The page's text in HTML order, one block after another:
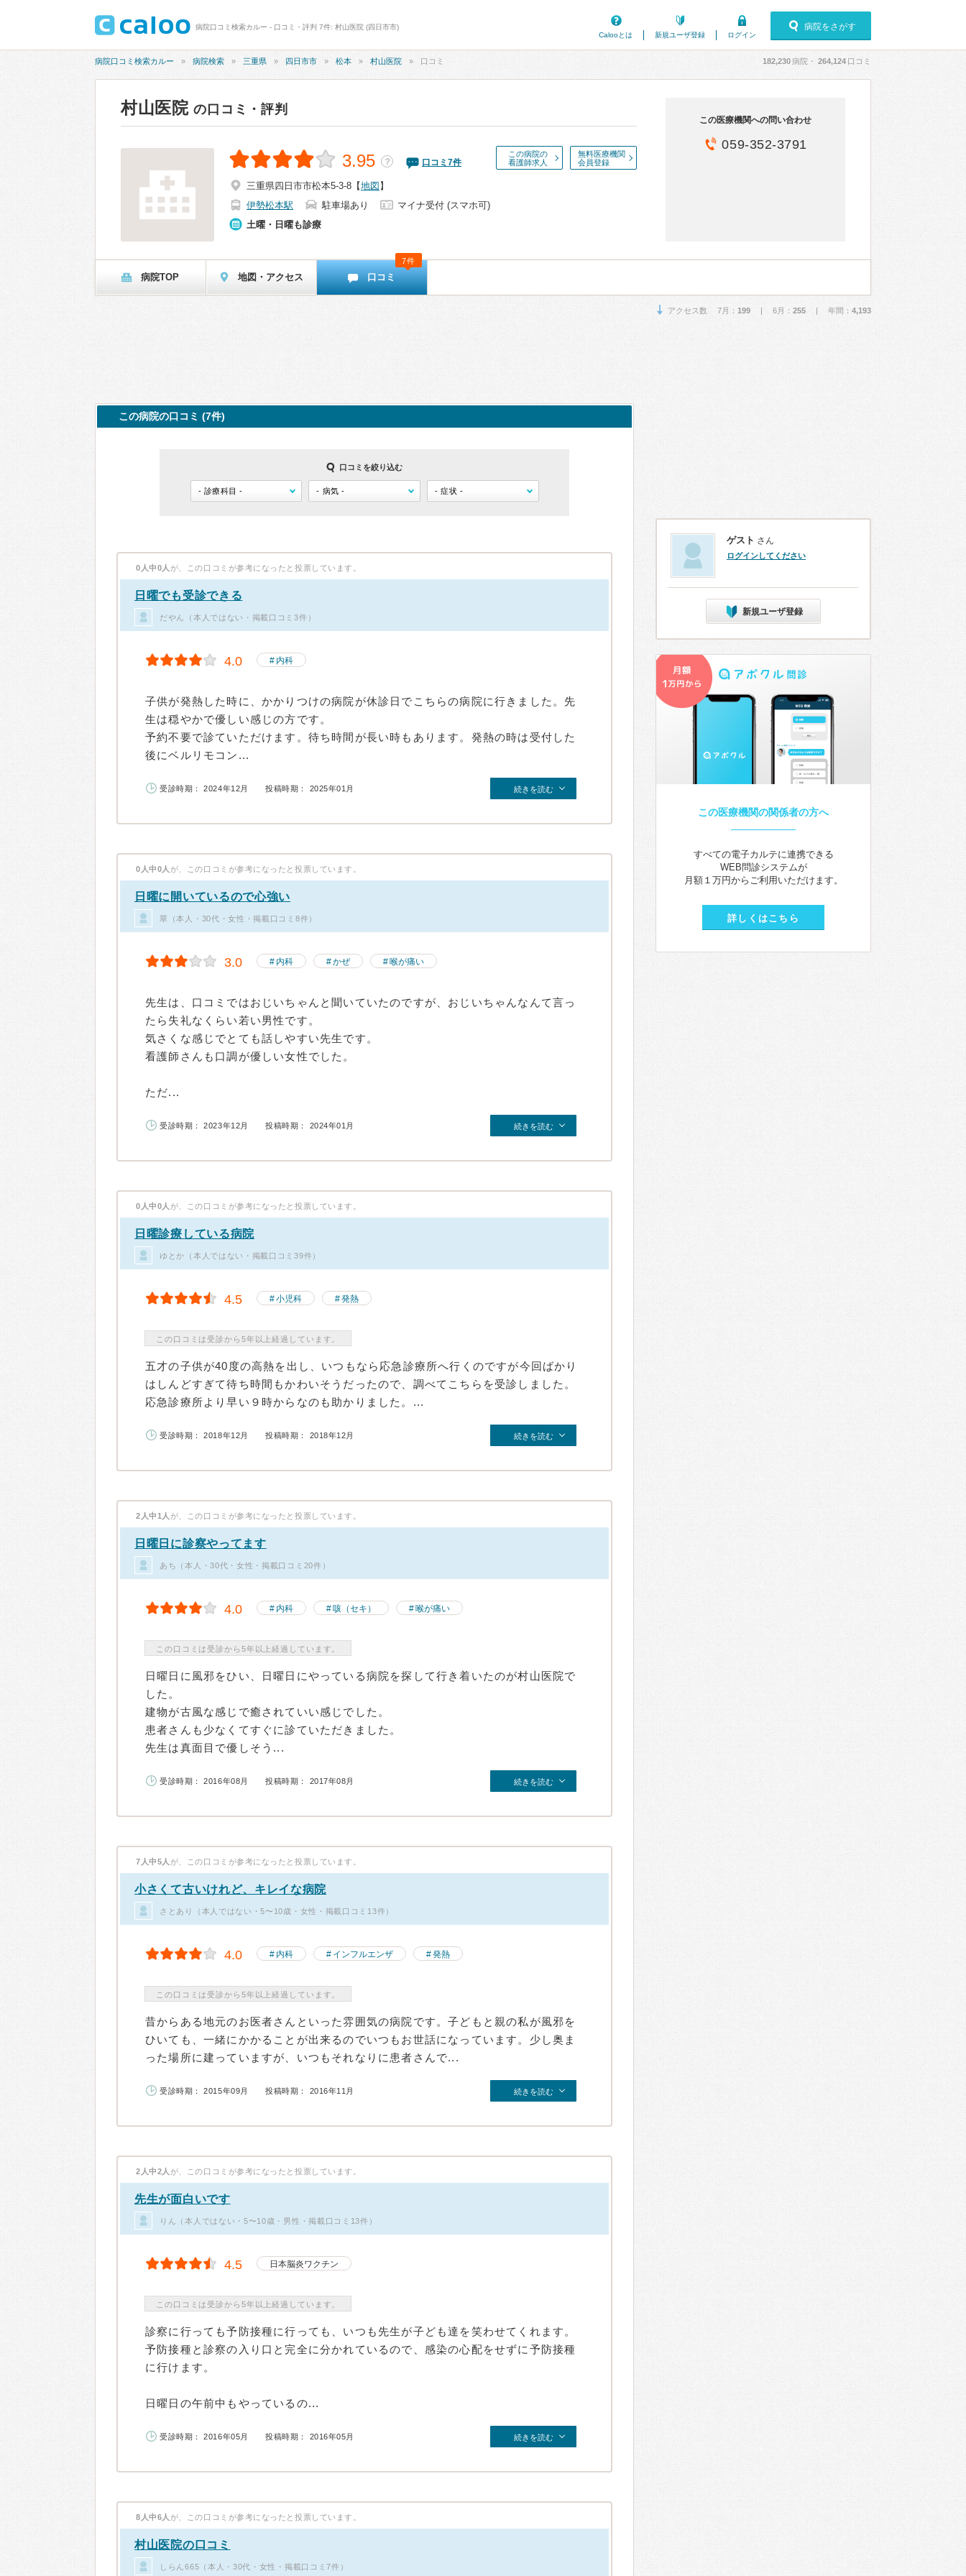
病院口コミ検索カルー - 口コミ・評判 7件: 村山医院 (四日市市)
Calooとは
新規ユーザ登録 ログイン
病院をさがす
病院口コミ検索カルー 病院検索 三重県 四日市市 松本 村山医院 口コミ 182,230病院・ 264,124 口コミ
村山医院 の口コミ・評判
この病院の
看護師求人
無料医療機関
会員登録
3.95 ？ 口コミ 7件
三重県四日市市松本5-3-8 【地図 】
伊勢松本駅
駐車場あり
マイナ受付 (スマホ可)
土曜・日曜も診療
この医療機関への問い合わせ
059-352-3791
病院TOP 地図・アクセス 口コミ
7件
アクセス数 7月： 199 | 6月： 255 | 年間： 4,193
この病院の口コミ (7件)
口コミを絞り込む
0人中0人 が、この口コミが参考になったと投票しています。
日曜でも受診できる
だやん（本人ではない・掲載口コミ3件）
4.0 内科
子供が発熱した時に、かかりつけの病院が休診日でこちらの病院に行きました。先
生は穏やかで優しい感じの方です。
予約不要で診ていただけます。待ち時間が長い時もあります。発熱の時は受付した
後にベルリモコン...
受診時期： 2024年12月 投稿時期： 2025年01月 続きを読む
0人中0人 が、この口コミが参考になったと投票しています。
日曜に開いているので心強い
翠（本人・30代・女性・掲載口コミ8件）
3.0 内科 かぜ 喉が痛い
先生は、口コミではおじいちゃんと聞いていたのですが、おじいちゃんなんて言っ
たら失礼なくらい若い男性です。
気さくな感じでとても話しやすい先生です。
看護師さんも口調が優しい女性でした。
ただ...
受診時期： 2023年12月 投稿時期： 2024年01月 続きを読む
0人中0人 が、この口コミが参考になったと投票しています。
日曜診療している病院
ゆとか（本人ではない・掲載口コミ39件）
4.5 小児科 発熱
この口コミは受診から5年以上経過しています。
五才の子供が40度の高熱を出し、いつもなら応急診療所へ行くのですが今回ばかり
はしんどすぎて待ち時間もかわいそうだったので、調べてこちらを受診しました。
応急診療所より早い９時からなのも助かりました。...
受診時期： 2018年12月 投稿時期： 2018年12月 続きを読む
2人中1人 が、この口コミが参考になったと投票しています。
日曜日に診察やってます
あち（本人・30代・女性・掲載口コミ20件）
4.0 内科 咳（セキ） 喉が痛い
この口コミは受診から5年以上経過しています。
日曜日に風邪をひい、日曜日にやっている病院を探して行き着いたのが村山医院で
した。
建物が古風な感じで癒されていい感じでした。
患者さんも少なくてすぐに診ていただきました。
先生は真面目で優しそう...
受診時期： 2016年08月 投稿時期： 2017年08月 続きを読む
7人中5人 が、この口コミが参考になったと投票しています。
小さくて古いけれど、キレイな病院
さとあり（本人ではない・5〜10歳・女性・掲載口コミ13件）
4.0 内科 インフルエンザ 発熱
この口コミは受診から5年以上経過しています。
昔からある地元のお医者さんといった雰囲気の病院です。子どもと親の私が風邪を
ひいても、一緒にかかることが出来るのでいつもお世話になっています。少し奥ま
った場所に建っていますが、いつもそれなりに患者さんで...
受診時期： 2015年09月 投稿時期： 2016年11月 続きを読む
2人中2人 が、この口コミが参考になったと投票しています。
先生が面白いです
りん（本人ではない・5〜10歳・男性・掲載口コミ13件）
4.5 日本脳炎ワクチン
この口コミは受診から5年以上経過しています。
診察に行っても予防接種に行っても、いつも先生が子ども達を笑わせてくれます。
予防接種と診察の入り口と完全に分かれているので、感染の心配をせずに予防接種
に行けます。
日曜日の午前中もやっているの...
受診時期： 2016年05月 投稿時期： 2016年05月 続きを読む
8人中6人 が、この口コミが参考になったと投票しています。
村山医院の口コミ
しらん665（本人・30代・女性・掲載口コミ7件）
ゲスト さん
ログインしてください
新規ユーザ登録
この医療機関の関係者の方へ
すべての電子カルテに連携できる
WEB問診システムが
月額１万円からご利用いただけます。
詳しくはこちら